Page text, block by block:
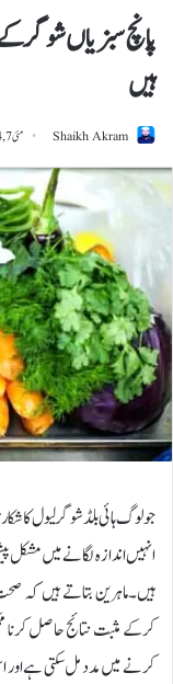
پانچ سبزیاں شوگر
ہیں
Shaikh Akram مئی 7, 2024
جو لوگ ہائی بلڈ شوگر لیول کا
انہیں اندازہ لگانے میں
ہیں۔ماہرین بتاتے ہیں کہ
کرکے مثبت نتائج حاصل
کرنے میں مدد مل سکتی ہے